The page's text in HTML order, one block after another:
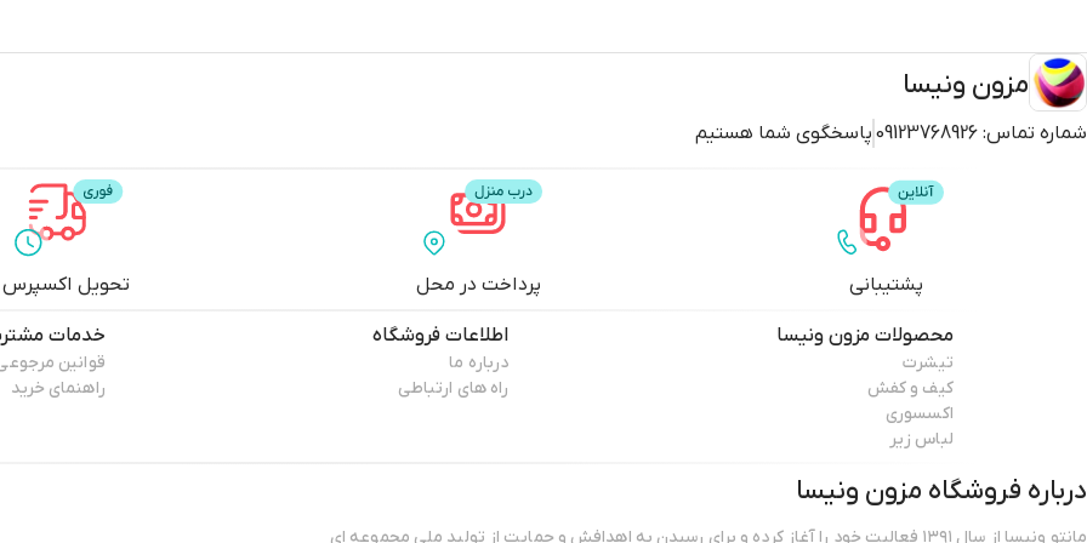
مزون ونیسا
شماره تماس: 09123768926 پاسخگوی شما هستیم
پشتیبانی پرداخت در محل تحویل اکسپرس
محصولاتمزون ونیسا
تیشرت
کیف و کفش
اکسسوری
لباس زیر
اطلاعات فروشگاه
درباره ما
راه های ارتباطی
خدمات
قوانین
راهنمای خرید
درباره فروشگاه مزون ونیسا
مانتو ونیسا از سال ۱۳۹۱ فعالیت خود را آغاز کرده و برای رسیدن به اهدافش و حمایت از تولید ملی مجموعه ای